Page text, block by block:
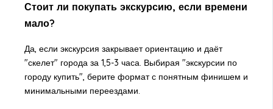
Стоит ли покупать экскурсию, если времени
мало?
Да, если экскурсия закрывает ориентацию и даёт
"скелет" города за 1,5-3 часа. Выбирая "экскурсии по
городу купить", берите формат с понятным финишем и
минимальными переездами.